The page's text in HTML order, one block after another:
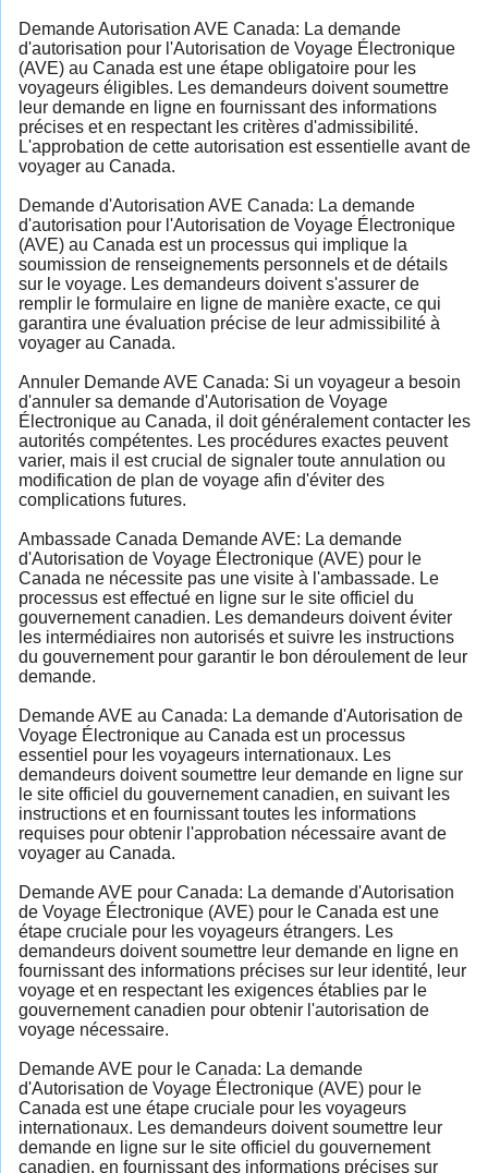
Demande Autorisation AVE Canada: La demande
d'autorisation pour l'Autorisation de Voyage Électronique
(AVE) au Canada est une étape obligatoire pour les
voyageurs éligibles. Les demandeurs doivent soumettre
leur demande en ligne en fournissant des informations
précises et en respectant les critères d'admissibilité.
L'approbation de cette autorisation est essentielle avant de
voyager au Canada.
Demande d'Autorisation AVE Canada: La demande
d'autorisation pour l'Autorisation de Voyage Électronique
(AVE) au Canada est un processus qui implique la
soumission de renseignements personnels et de détails
sur le voyage. Les demandeurs doivent s'assurer de
remplir le formulaire en ligne de manière exacte, ce qui
garantira une évaluation précise de leur admissibilité à
voyager au Canada.
Annuler Demande AVE Canada: Si un voyageur a besoin
d'annuler sa demande d'Autorisation de Voyage
Électronique au Canada, il doit généralement contacter les
autorités compétentes. Les procédures exactes peuvent
varier, mais il est crucial de signaler toute annulation ou
modification de plan de voyage afin d'éviter des
complications futures.
Ambassade Canada Demande AVE: La demande
d'Autorisation de Voyage Électronique (AVE) pour le
Canada ne nécessite pas une visite à l'ambassade. Le
processus est effectué en ligne sur le site officiel du
gouvernement canadien. Les demandeurs doivent éviter
les intermédiaires non autorisés et suivre les instructions
du gouvernement pour garantir le bon déroulement de leur
demande.
Demande AVE au Canada: La demande d'Autorisation de
Voyage Électronique au Canada est un processus
essentiel pour les voyageurs internationaux. Les
demandeurs doivent soumettre leur demande en ligne sur
le site officiel du gouvernement canadien, en suivant les
instructions et en fournissant toutes les informations
requises pour obtenir l'approbation nécessaire avant de
voyager au Canada.
Demande AVE pour Canada: La demande d'Autorisation
de Voyage Électronique (AVE) pour le Canada est une
étape cruciale pour les voyageurs étrangers. Les
demandeurs doivent soumettre leur demande en ligne en
fournissant des informations précises sur leur identité, leur
voyage et en respectant les exigences établies par le
gouvernement canadien pour obtenir l'autorisation de
voyage nécessaire.
Demande AVE pour le Canada: La demande
d'Autorisation de Voyage Électronique (AVE) pour le
Canada est une étape cruciale pour les voyageurs
internationaux. Les demandeurs doivent soumettre leur
demande en ligne sur le site officiel du gouvernement
canadien, en fournissant des informations précises sur